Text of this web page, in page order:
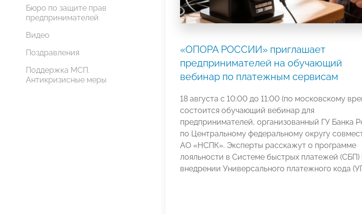
Бюро по защите прав
предпринимателей
Видео
Поздравления
Поддержка МСП.
Антикризисные меры
«ОПОРА РОССИИ» приглашает
предпринимателей на обучающий
вебинар по платежным сервисам
18 августа с 10:00 до 11:00 (по московскому
состоится обучающий вебинар для
предпринимателей, организованный ГУ Банка
по Центральному федеральному округу
АО «НСПК». Эксперты расскажут о программе
лояльности в Системе быстрых платежей (СБП)
внедрении Универсального платежного кода